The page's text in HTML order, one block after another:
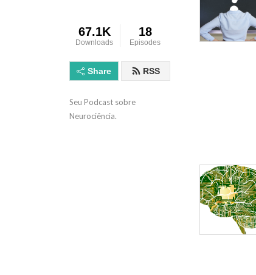
67.1K
Downloads
18
Episodes
Share RSS
Seu Podcast sobre
Neurociência.